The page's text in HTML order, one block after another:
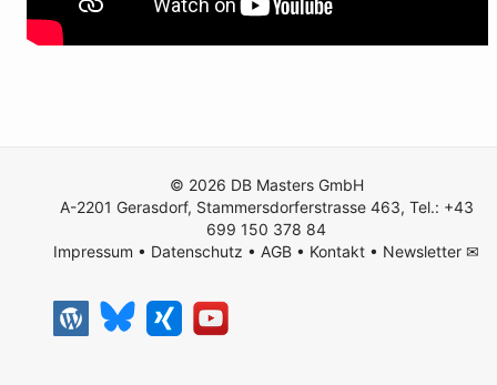
© 2026 DB Masters GmbH
A-2201 Gerasdorf, Stammersdorferstrasse 463, Tel.: +43
699 150 378 84
Impressum • Datenschutz • AGB • Kontakt • Newsletter ✉